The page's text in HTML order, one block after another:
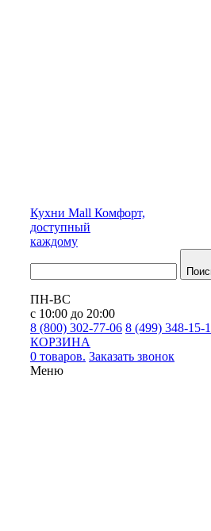
Кухни Mall Комфорт,
доступный
каждому
ПН-ВС
с 10:00 до 20:00
8 (800) 302-77-06 8 (499) 348-15-
КОРЗИНА
0 товаров. Заказать звонок
Меню